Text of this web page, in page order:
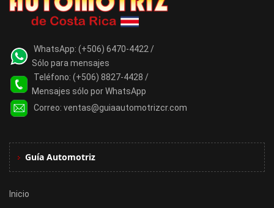
WhatsApp: (+506) 6470-4422 /
Sólo para mensajes
Teléfono: (+506) 8827-4428 /
Mensajes sólo por WhatsApp
Correo: ventas@guiaautomotrizcr.com
Guía Automotriz
Inicio